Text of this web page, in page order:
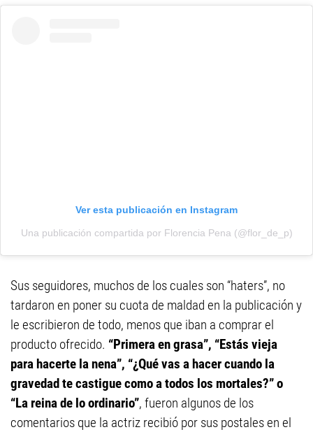
Ver esta publicación en Instagram
Una publicación compartida por Florencia Pena (@flor_de_p)
Sus seguidores, muchos de los cuales son “haters”, no
tardaron en poner su cuota de maldad en la publicación y
le escribieron de todo, menos que iban a comprar el
producto ofrecido. “Primera en grasa”, “Estás vieja
para hacerte la nena”, “¿Qué vas a hacer cuando la
gravedad te castigue como a todos los mortales?” o
“La reina de lo ordinario”, fueron algunos de los
comentarios que la actriz recibió por sus postales en el